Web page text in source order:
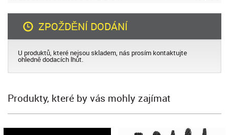
ZPOŽDĚNÍ DODÁNÍ
U produktů, které nejsou skladem, nás prosím kontaktujte
ohledně dodacích lhůt.
Produkty, které by vás mohly zajímat